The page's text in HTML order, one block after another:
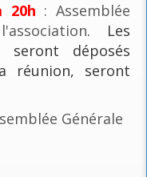
20h : Assemblée
. Les
seront déposés
réunion, seront
Générale